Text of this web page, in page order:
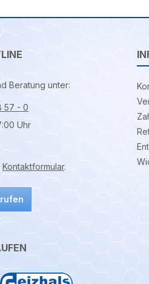
Beratung unter:
57 - 0
Uhr
Kontaktformular.